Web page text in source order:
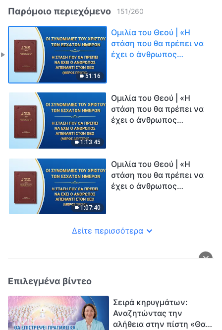
Παρόμοιο περιεχόμενο 151/260
51:16
Ομιλία του Θεού | «Η
στάση που θα πρέπει να
έχει ο άνθρωπος
1:13:45
Ομιλία του Θεού | «Η
στάση που θα πρέπει να
έχει ο άνθρωπος
1:07:40
Ομιλία του Θεού | «Η
στάση που θα πρέπει να
έχει ο άνθρωπος
Δείτε περισσότερα
Επιλεγμένα βίντεο
Σειρά κηρυγμάτων:
Αναζητώντας την
αλήθεια στην πίστη «Θα